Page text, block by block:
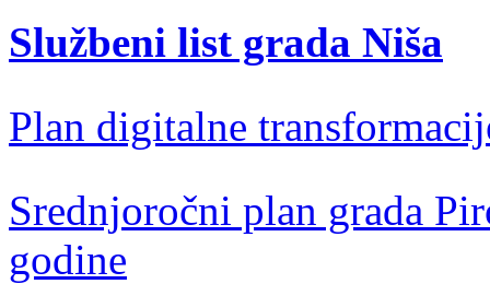
Službeni list grada Niša
Plan digitalne
Srednjoročni plan grada
godine